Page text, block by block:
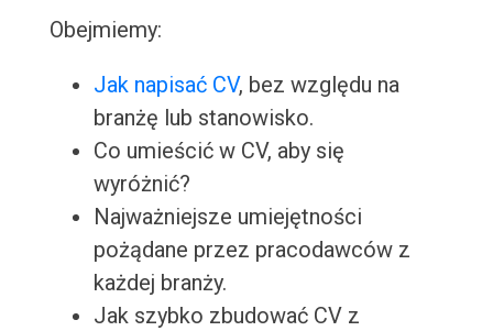
Obejmiemy:
Jak napisać CV, bez względu na
branżę lub stanowisko.
Co umieścić w CV, aby się
wyróżnić?
Najważniejsze umiejętności
pożądane przez pracodawców z
każdej branży.
Jak szybko zbudować CV z